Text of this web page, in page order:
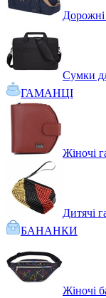
Сумки
ГАМАНЦІ
Жіночі
Дитячі
БАНАНКИ
Жіночі